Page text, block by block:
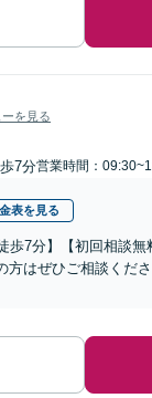
を見る
7分営業時間：
表を見る
歩7分】【初回相談
方はぜひご相談くだ